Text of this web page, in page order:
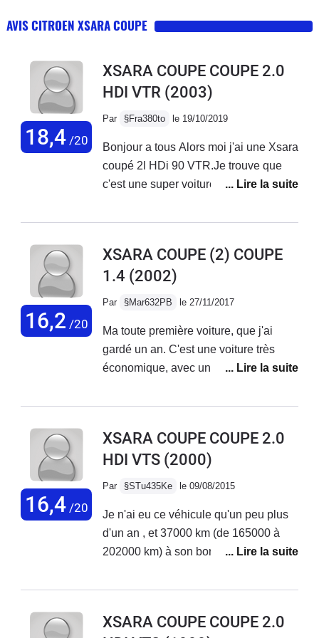
AVIS CITROEN XSARA COUPE
18,4/20
XSARA COUPE COUPE 2.0
HDI VTR (2003)
Par §Fra380to le 19/10/2019
Bonjour a tous Alors moi j'ai une Xsara
coupé 2l HDi 90 VTR.Je trouve que
c'est une super voiture, bonne reprise.
des bourgeois lol , elle avait 284000
coupelle...vidange et rien de plus. Elle
a aujourd'hui 309151 km. Une vrai
16,2 /20
XSARA COUPE (2) COUPE
1.4 (2002)
Par §Mar632PB le 27/11/2017
Ma toute première voiture, que j'ai
gardé un an. C'est une voiture très
économique, avec un coffre spacieux,
attendre autant sur des petits que sur
166.000km et est quasiment comme
neuf mais c'est une voiture qui se
Malgré cela, je voulais la garder le
plus longtemps possible, mais un
accident (dans lequel je ne suis pas
carrosserie...
16,4/20
XSARA COUPE COUPE 2.0
HDI VTS (2000)
Par §STu435Ke le 09/08/2015
Je n'ai eu ce véhicule qu'un peu plus
d'un an , et 37000 km (de 165000 à
202000 km) à son bord : Bilan positif,
économe en entretien, plutôt
(rien d'exceptionnel, mais dans la
XSARA COUPE COUPE 2.0